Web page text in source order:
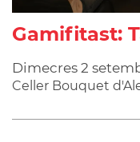
Gamifitast:
Dimecres 2
Celler Bouquet